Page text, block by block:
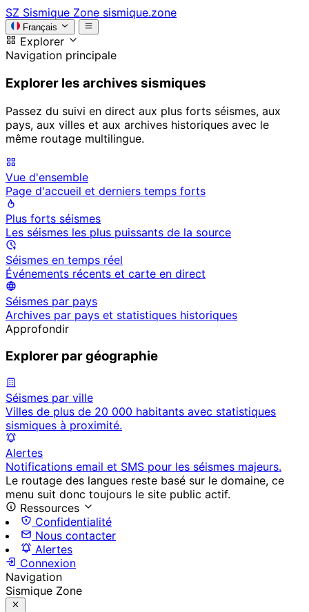
SZ Sismique Zone sismique.zone
Français
Explorer
Navigation principale
Explorer les archives sismiques
Passez du suivi en direct aux plus forts séismes, aux
pays, aux villes et aux archives historiques avec le
même routage multilingue.
Vue d'ensemble
Page d'accueil et derniers temps forts
Plus forts séismes
Les séismes les plus puissants de la source
Séismes en temps réel
Événements récents et carte en direct
Séismes par pays
Archives par pays et statistiques historiques
Approfondir
Explorer par géographie
Séismes par ville
Villes de plus de 20 000 habitants avec statistiques
sismiques à proximité.
Alertes
Notifications email et SMS pour les séismes majeurs.
Le routage des langues reste basé sur le domaine, ce
menu suit donc toujours le site public actif.
Ressources
Confidentialité
Nous contacter
Alertes
Connexion
Navigation
Sismique Zone